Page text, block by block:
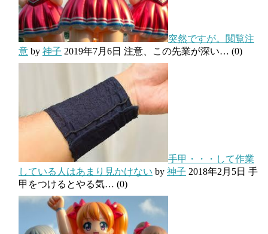
突然ですが。閲覧注
意 by 神子 2019年7月6日 注意、この先業が深い… (0)
手甲・・・して作業
している人はあまり見かけない by 神子 2018年2月5日 手
甲をつけるとやる気… (0)